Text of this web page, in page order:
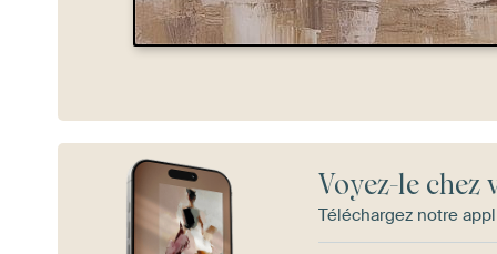
Voyez-le chez
Téléchargez notre